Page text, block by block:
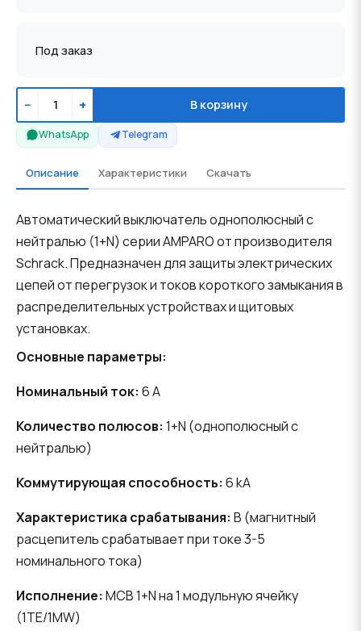
Под заказ
− + В корзину
WhatsApp Telegram
Описание Характеристики Скачать
Автоматический выключатель однополюсный с
нейтралью (1+N) серии AMPARO от производителя
Schrack. Предназначен для защиты электрических
цепей от перегрузок и токов короткого замыкания в
распределительных устройствах и щитовых
установках.
Основные параметры:
Номинальный ток: 6 A
Количество полюсов: 1+N (однополюсный с
нейтралью)
Коммутирующая способность: 6 kA
Характеристика срабатывания: B (магнитный
расцепитель срабатывает при токе 3-5
номинального тока)
Исполнение: MCB 1+N на 1 модульную ячейку
(1TE/1MW)